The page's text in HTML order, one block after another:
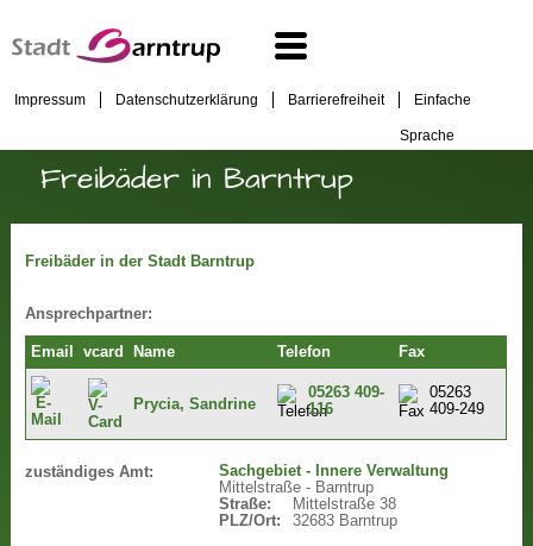
Impressum Datenschutzerklärung Barrierefreiheit Einfache
Sprache
Freibäder in Barntrup
Freibäder in der Stadt Barntrup
Ansprechpartner:
Email vcard Name Telefon Fax
Prycia, Sandrine
05263 409-
116
05263
409-249
zuständiges Amt:
Sachgebiet - Innere Verwaltung
Mittelstraße - Barntrup
Straße:
Mittelstraße 38
PLZ/Ort:
32683 Barntrup